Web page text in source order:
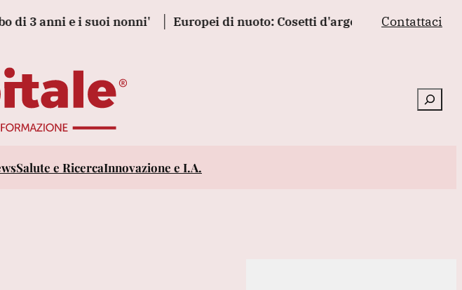
3 anni e i suoi nonni' Europei di nuoto: Cosetti d'argento nei tuffiContattaci
Cerca
Salute e RicercaInnovazione e I.A.